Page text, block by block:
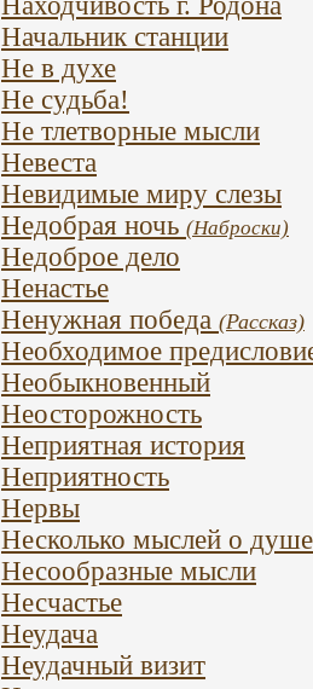
Начальник станции
Не в духе
Не судьба!
Не тлетворные мысли
Невеста
Невидимые миру слезы
Недобрая ночь (Наброски)
Недоброе дело
Ненастье
Ненужная победа (Рассказ)
Необходимое
Необыкновенный
Неосторожность
Неприятная история
Неприятность
Нервы
Несколько мыслей о душе
Несообразные мысли
Несчастье
Неудача
Неудачный визит